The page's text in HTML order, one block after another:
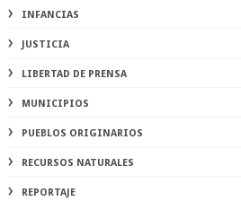
INFANCIAS
JUSTICIA
LIBERTAD DE PRENSA
MUNICIPIOS
PUEBLOS ORIGINARIOS
RECURSOS NATURALES
REPORTAJE